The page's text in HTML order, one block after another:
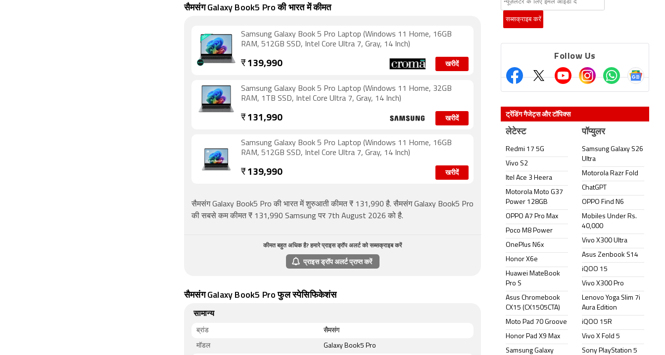
सैमसंग Galaxy Book5 Pro की भारत में कीमत
Samsung Galaxy Book 5 Pro Laptop (Windows 11 Home, 16GB
RAM, 512GB SSD, Intel Core Ultra 7, Gray, 14 Inch)
₹ 139,990 खरीदें
Samsung Galaxy Book 5 Pro Laptop (Windows 11 Home, 32GB
RAM, 1TB SSD, Intel Core Ultra 7, Gray, 14 Inch)
₹ 131,990 खरीदें
Samsung Galaxy Book 5 Pro Laptop (Windows 11 Home, 16GB
RAM, 512GB SSD, Intel Core Ultra 7, Gray, 14 Inch)
₹ 139,990 खरीदें
सैमसंग Galaxy Book5 Pro की भारत में शुरुआती कीमत ₹ 131,990 है. सैमसंग Galaxy Book5 Pro
की सबसे कम कीमत ₹ 131,990 Samsung पर 7th August 2026 को है.
कीमत बहुत अधिक है? हमारे प्राइस ड्रॉप अलर्ट को सब्सक्राइब करें
प्राइस ड्रॉप अलर्ट प्राप्त करें
सैमसंग Galaxy Book5 Pro फुल स्पेसिफिकेशंस
सामान्य
ब्रांड सैमसंग
मॉडल Galaxy Book5 Pro
Follow Us
ट्रेंडिंग गैजेट्स और टॉपिक्स
लेटेस्ट
Redmi 17 5G
Vivo S2
Itel Ace 3 Heera
Motorola Moto G37
Power 128GB
OPPO A7 Pro Max
Poco M8 Power
OnePlus N6x
Honor X6e
Huawei MateBook
Pro S
Asus Chromebook
CX15 (CX1505CTA)
Moto Pad 70 Groove
Honor Pad X9 Max
Samsung Galaxy
पॉप्युलर
Samsung Galaxy S26
Ultra
Motorola Razr Fold
ChatGPT
OPPO Find N6
Mobiles Under Rs.
40,000
Vivo X300 Ultra
Asus Zenbook S14
iQOO 15
Vivo X300 Pro
Lenovo Yoga Slim 7i
Aura Edition
iQOO 15R
Vivo X Fold 5
Sony PlayStation 5